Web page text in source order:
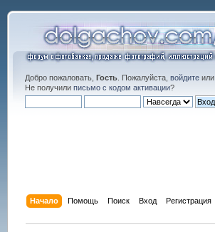
Добро пожаловать, Гость. Пожалуйста, войдитеили
Не получили письмо с кодом активации?
Начало Помощь Поиск Вход Регистрация